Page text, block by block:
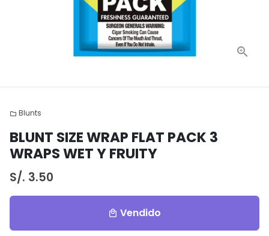
folder Blunts
BLUNT SIZE WRAP FLAT PACK 3
WRAPS WET Y FRUITY
S/. 3.50
local_mall Vendido